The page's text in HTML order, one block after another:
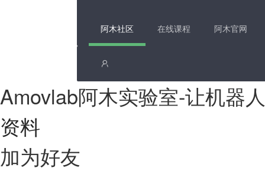
阿木社区 在线课程 阿木官网
Amovlab阿木实验室-让机器
资料
加为好友